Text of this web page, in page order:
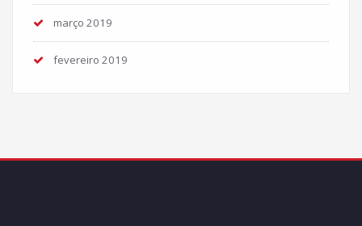
março 2019
fevereiro 2019